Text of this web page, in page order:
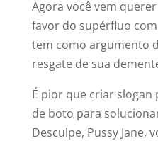
Agora você vem
favor do supérfluo
tem como argumento
resgate de sua
É pior que criar
de boto para
Desculpe, Pussy Jane,